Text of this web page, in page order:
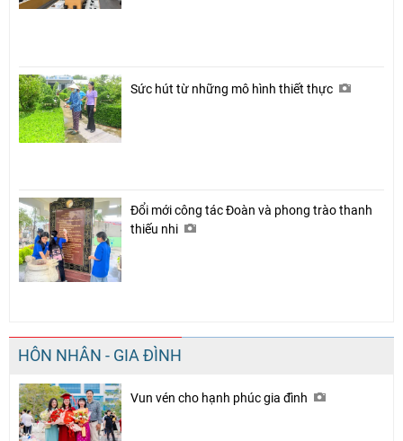
Sức hút từ những mô hình thiết thực
Đổi mới công tác Đoàn và phong trào thanh
thiếu nhi
HÔN NHÂN - GIA ĐÌNH
Vun vén cho hạnh phúc gia đình